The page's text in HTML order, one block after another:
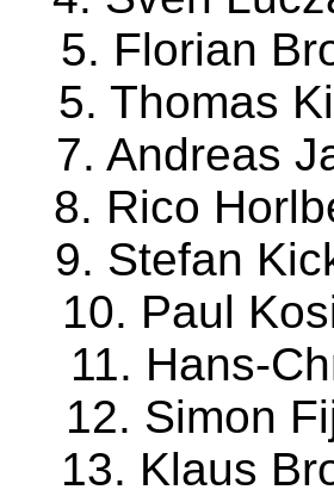
5.
5.
7.
8. Rico
9.
10.
11. Hans-
12.
13.